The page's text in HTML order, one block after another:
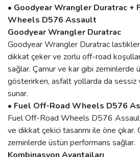
• Goodyear Wrangler Duratrac +
Wheels D576 Assault
Goodyear Wrangler Duratrac
Goodyear Wrangler Duratrac
dikkat çeker ve zorlu off-road
sağlar. Çamur ve kar gibi zeminlerde
gösterirken, asfalt yollarda da sessiz
sunar.
• Fuel Off-Road Wheels D576
Fuel Off-Road Wheels D576 Assault
ve dikkat çekici tasarımı ile öne çıkar.
zeminlerde üstün performans sağlar.